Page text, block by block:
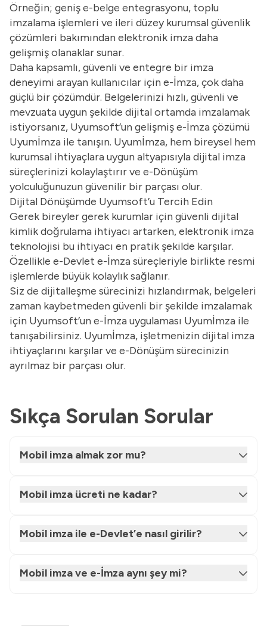
Örneğin; geniş e-belge entegrasyonu, toplu
imzalama işlemleri ve ileri düzey kurumsal güvenlik
çözümleri bakımından elektronik imza daha
gelişmiş olanaklar sunar.
Daha kapsamlı, güvenli ve entegre bir imza
deneyimi arayan kullanıcılar için e-İmza, çok daha
güçlü bir çözümdür. Belgelerinizi hızlı, güvenli ve
mevzuata uygun şekilde dijital ortamda imzalamak
istiyorsanız, Uyumsoft’un gelişmişe-İmzaçözümü
Uyumİmza ile tanışın. Uyumİmza, hem bireysel hem
kurumsal ihtiyaçlara uygun altyapısıyla dijital imza
süreçlerinizi kolaylaştırır ve e-Dönüşüm
yolculuğunuzun güvenilir bir parçası olur.
Dijital Dönüşümde Uyumsoft’u Tercih Edin
Gerek bireyler gerek kurumlar için güvenli dijital
kimlik doğrulama ihtiyacı artarken, elektronik imza
teknolojisi bu ihtiyacı en pratik şekilde karşılar.
Özellikle e-Devlet e-İmza süreçleriyle birlikte resmi
işlemlerde büyük kolaylık sağlanır.
Siz de dijitalleşme sürecinizi hızlandırmak, belgeleri
zaman kaybetmeden güvenli bir şekilde imzalamak
için Uyumsoft’une-İmza uygulaması Uyumİmza ile
tanışabilirsiniz. Uyumİmza, işletmenizin dijital imza
ihtiyaçlarını karşılar ve e-Dönüşüm sürecinizin
ayrılmaz bir parçası olur.
Sıkça Sorulan Sorular
Mobil imza almak zor mu?
Mobil imza ücreti ne kadar?
Mobil imza ile e-Devlet’e nasıl girilir?
Mobil imza ve e-İmza aynı şey mi?